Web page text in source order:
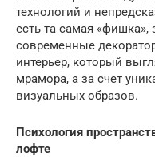
технологий и
есть та самая «фишка»,
современные
интерьер, который
мрамора, а за счет
визуальных образов.
Психология
лофте